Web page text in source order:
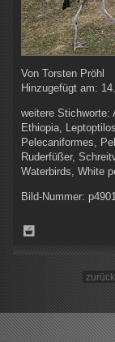
Von Torsten Pröhl
Hinzugefügt am:
weitere Stichworte:
Ethiopia,
Pelecaniformes,
Ruderfüßer,
Waterbirds, White
Bild-Nummer:
zurück